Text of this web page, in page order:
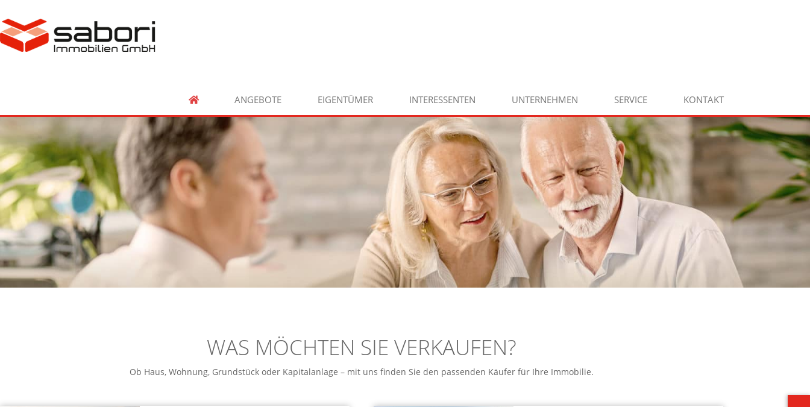
ANGEBOTE EIGENTÜMER INTERESSENTEN UNTERNEHMEN SERVICE KONTAKT
WAS MÖCHTEN SIE VERKAUFEN?
Ob Haus, Wohnung, Grundstück oder Kapitalanlage – mit uns finden Sie den passenden Käufer für Ihre Immobilie.